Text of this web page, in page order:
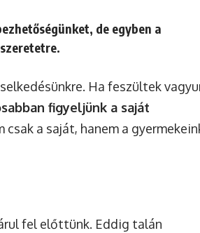
de egyben a
Ha feszültek
figyeljünk a saját
a saját, hanem a
fel előttünk. Eddig talán